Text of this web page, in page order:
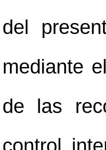
del
mediante
de las
control